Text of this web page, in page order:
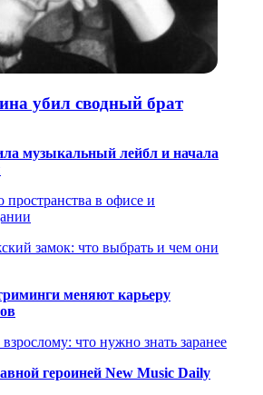
убил сводный брат
музыкальный лейбл и начала
пространства в офисе и
замок: что выбрать и чем они
меняют карьеру
что нужно знать заранее
героиней New Music Daily